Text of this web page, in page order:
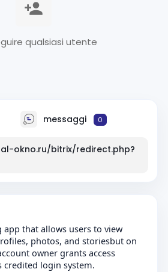
qualsiasi utente
messaggi 0
okno.ru/bitrix/redirect.php?
app that allows users to view
photos, and storiesbut on
owner grants access
login system.